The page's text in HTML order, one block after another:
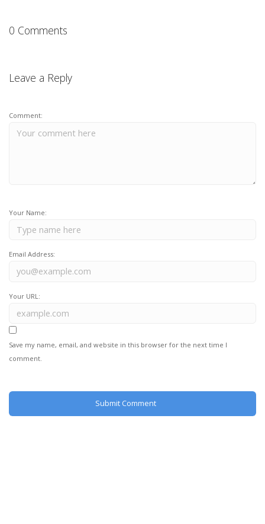
0 Comments
Leave a Reply
Comment:
Your Name:
Email Address:
Your URL:
Save my name, email, and website in this browser for the next time I
comment.